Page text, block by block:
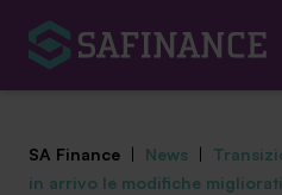
SA Finance | News |
in arrivo le modifiche